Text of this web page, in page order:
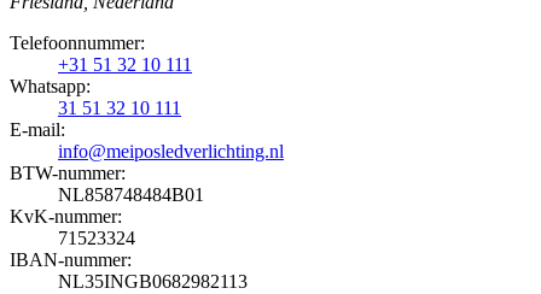
Telefoonnummer:
+31 51 32 10 111
Whatsapp:
31 51 32 10 111
E-mail:
info@meiposledverlichting.nl
BTW-nummer:
NL858748484B01
KvK-nummer:
71523324
IBAN-nummer:
NL35INGB0682982113